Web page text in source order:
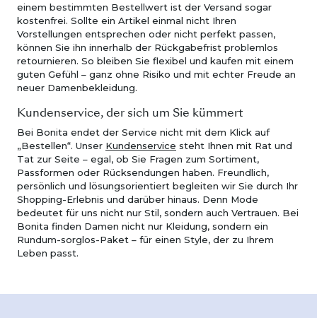
einem bestimmten Bestellwert ist der Versand sogar
kostenfrei. Sollte ein Artikel einmal nicht Ihren
Vorstellungen entsprechen oder nicht perfekt passen,
können Sie ihn innerhalb der Rückgabefrist problemlos
retournieren. So bleiben Sie flexibel und kaufen mit einem
guten Gefühl – ganz ohne Risiko und mit echter Freude an
neuer Damenbekleidung.
Kundenservice, der sich um Sie kümmert
Bei Bonita endet der Service nicht mit dem Klick auf
„Bestellen“. Unser Kundenservice steht Ihnen mit Rat und
Tat zur Seite – egal, ob Sie Fragen zum Sortiment,
Passformen oder Rücksendungen haben. Freundlich,
persönlich und lösungsorientiert begleiten wir Sie durch Ihr
Shopping-Erlebnis und darüber hinaus. Denn Mode
bedeutet für uns nicht nur Stil, sondern auch Vertrauen. Bei
Bonita finden Damen nicht nur Kleidung, sondern ein
Rundum-sorglos-Paket – für einen Style, der zu Ihrem
Leben passt.